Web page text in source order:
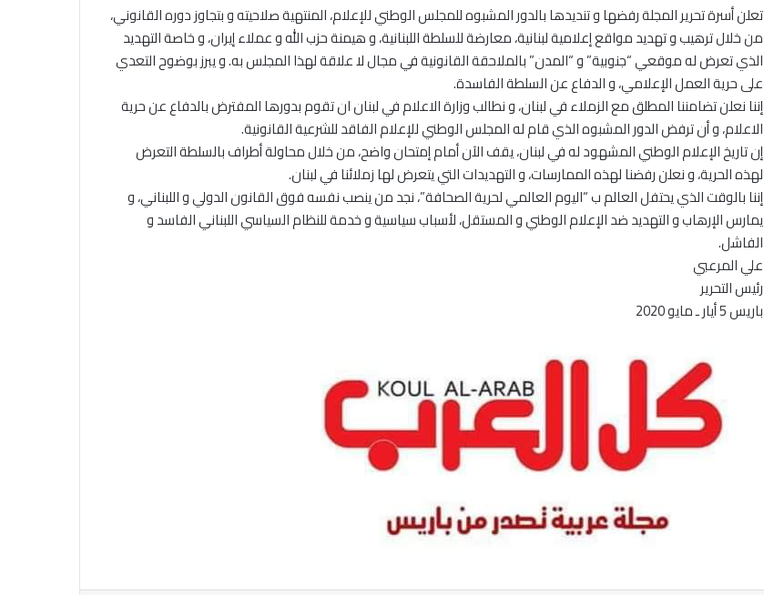
تعلن أسرة تحرير المجلة رفضها و تنديدها بالدور المشبوه للمجلس الوطني للإعلام، المنتهية صلاحيته و بتجاوز دوره القانوني،
من خلال ترهيب و تهديد مواقع إعلامية لبنانية، معارضة للسلطة اللبنانية، و هيمنة حزب الله و عملاء إيران، و خاصة التهديد
الذي تعرض له موقعي “جنوبية” و “المدن” بالملاحقة القانونية في مجال لا علاقة لهذا المجلس به. و يبرز بوضوح التعدي
على حرية العمل الإعلامي، و الدفاع عن السلطة الفاسدة.
إننا نعلن تضامننا المطلق مع الزملاء في لبنان، و نطالب وزارة الاعلام في لبنان ان تقوم بدورها المفترض بالدفاع عن حرية
الاعلام، و أن ترفض الدور المشبوه الذي قام له المجلس الوطني للإعلام الفاقد للشرعية القانونية.
إن تاريخ الإعلام الوطني المشهود له في لبنان، يقف الآن أمام إمتحان واضح، من خلال محاولة أطراف بالسلطة التعرض
لهذه الحرية، و نعلن رفضنا لهذه الممارسات، و التهديدات التي يتعرض لها زملائنا في لبنان.
إننا بالوقت الذي يحتفل العالم ب “اليوم العالمي لحرية الصحافة”، نجد من ينصب نفسه فوق القانون الدولي و اللبناني، و
يمارس الإرهاب و التهديد ضد الإعلام الوطني و المستقل، لأسباب سياسية و خدمة للنظام السياسي اللبناني الفاسد و
الفاشل.
علي المرعبي
رئيس التحرير
باريس 5 أيار ـ مايو 2020